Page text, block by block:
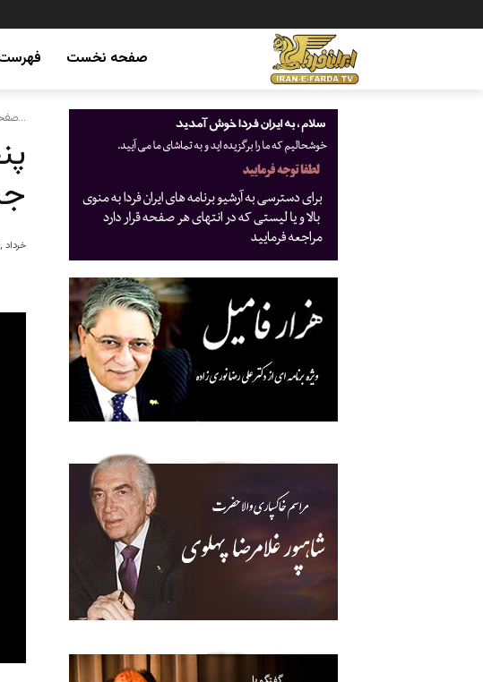
صفحه نخست فهرست
پنجره‌ای رو به خانه پدری ـ جنگ گرگ‌ها در جمهوری اسلامی ـ...
7 خرداد , 1405